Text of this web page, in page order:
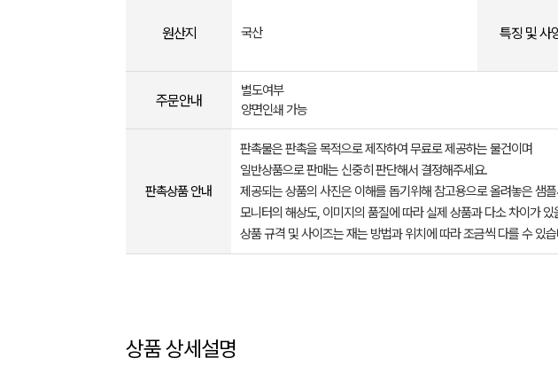
원산지 국산 특징 및 사
주문안내
별도여부
양면인쇄 가능
판촉상품 안내
판촉물은 판촉을 목적으로 제작하여 무료로 제공하는 물건이며
일반상품으로 판매는 신중히 판단해서 결정해주세요.
제공되는 상품의 사진은 이해를 돕기위해 참고용으로 올려놓은 샘
모니터의 해상도, 이미지의 품질에 따라 실제 상품과 다소 차이가 있
상품 규격 및 사이즈는 재는 방법과 위치에 따라 조금씩 다를 수 있
상품 상세설명